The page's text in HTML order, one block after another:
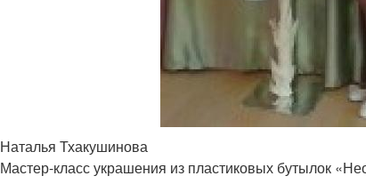
Наталья Тхакушинова
Мастер-класс украшения из пластиковых бутылок